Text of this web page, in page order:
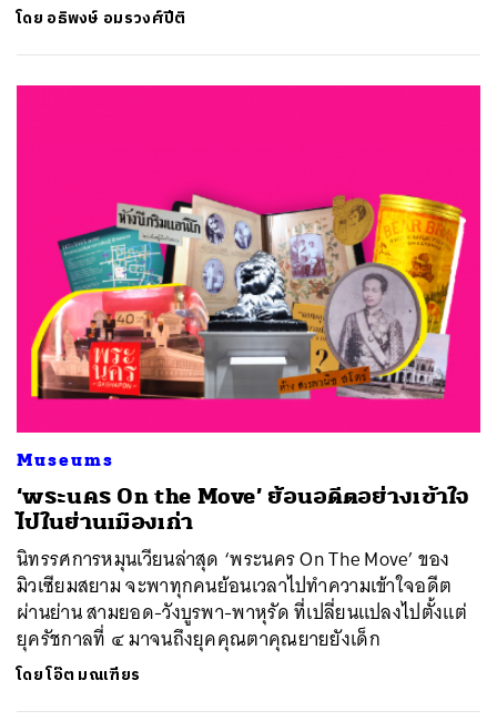
โดย อธิพงษ์ อมรวงศ์ปีติ
Museums
‘พระนคร On the Move’ ย้อนอดีตอย่างเข้าใจ
ไปในย่านเมืองเก่า
นิทรรศการหมุนเวียนล่าสุด ‘พระนคร On The Move’ ของ
มิวเซียมสยาม จะพาทุกคนย้อนเวลาไปทำความเข้าใจอดีต
ผ่านย่าน สามยอด-วังบูรพา-พาหุรัด ที่เปลี่ยนแปลงไปตั้งแต่
ยุครัชกาลที่ ๔ มาจนถึงยุคคุณตาคุณยายยังเด็ก
โดยโอ๊ต มณเฑียร